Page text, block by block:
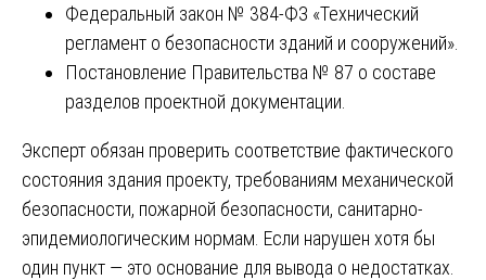
Федеральный закон № 384-ФЗ «Технический
регламент о безопасности зданий и сооружений».
Постановление Правительства № 87 о составе
разделов проектной документации.
Эксперт обязан проверить соответствие фактического
состояния здания проекту, требованиям механической
безопасности, пожарной безопасности, санитарно-
эпидемиологическим нормам. Если нарушен хотя бы
один пункт — это основание для вывода о недостатках.